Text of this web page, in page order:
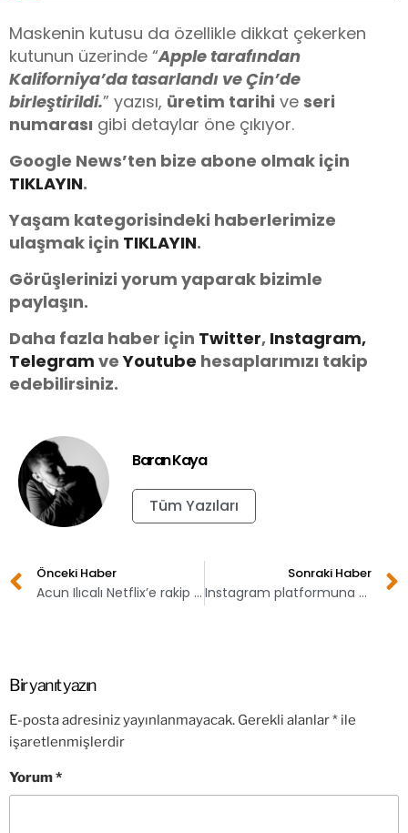
Maskenin kutusu da özellikle dikkat çekerken
kutunun üzerinde “Apple tarafından
Kaliforniya’da tasarlandı ve Çin’de
birleştirildi.” yazısı, üretim tarihi ve seri
numarası gibi detaylar öne çıkıyor.
Google News’ten bize abone olmak için
TIKLAYIN.
Yaşam kategorisindeki haberlerimize
ulaşmak için TIKLAYIN.
Görüşlerinizi yorum yaparak bizimle
paylaşın.
Daha fazla haber için Twitter, Instagram,
Telegram veYoutube hesaplarımızı takip
edebilirsiniz.
Baran Kaya
Tüm Yazıları
Önceki Haber
Acun Ilıcalı Netflix’e rakip olacak platformun ismini açıkladı
Sonraki Haber
Instagram platformuna eklenecek yeni özellikler
Bir yanıt yazın
E-posta adresiniz yayınlanmayacak. Gerekli alanlar* ile
işaretlenmişlerdir
Yorum*